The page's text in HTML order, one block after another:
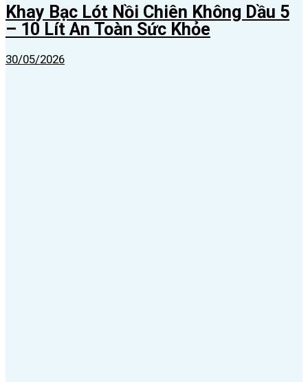
Khay Bạc Lót Nồi Chiên Không Dầu 5
– 10 Lít An Toàn Sức Khỏe
30/05/2026